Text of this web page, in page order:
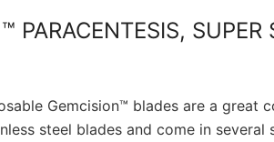
PARACENTESIS,
Gemcision™ blades are a great
steel blades and come in several